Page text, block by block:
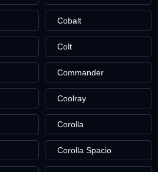
Cobalt
Colt
Commander
Coolray
Corolla
Corolla Spacio